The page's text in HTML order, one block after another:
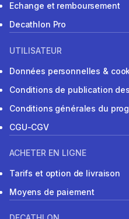
Echange et remboursement
Decathlon Pro
UTILISATEUR
Données personnelles &
Conditions de publication
Conditions générales du
CGU-CGV
ACHETER EN LIGNE
Tarifs et option de livraison
Moyens de paiement